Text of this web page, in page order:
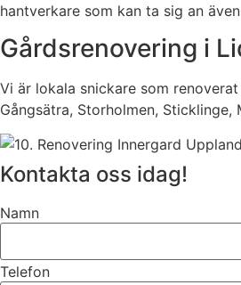
hantverkare som kan ta sig an
Gårdsrenovering i
Vi är lokala snickare som
Gångsätra, Storholmen, Sticklinge,
Kontakta oss idag!
Namn
Telefon